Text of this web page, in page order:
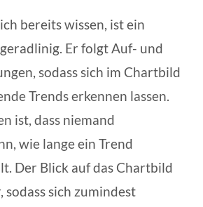
bereits wissen, ist ein
Er folgt Auf- und
sodass sich im Chartbild
Trends erkennen lassen.
ist, dass niemand
wie lange ein Trend
Der Blick auf das Chartbild
sich zumindest